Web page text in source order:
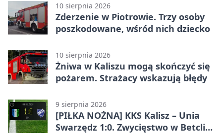
10 sierpnia 2026
Zderzenie w Piotrowie. Trzy osoby
poszkodowane, wśród nich dziecko
10 sierpnia 2026
Żniwa w Kaliszu mogą skończyć się
pożarem. Strażacy wskazują błędy
9 sierpnia 2026
[PIŁKA NOŻNA] KKS Kalisz – Unia
Swarzędz 1:0. Zwycięstwo w Betclic